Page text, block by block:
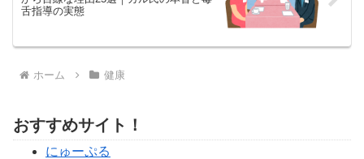
舌指導の実態
ホーム 健康
おすすめサイト！
にゅーぷる